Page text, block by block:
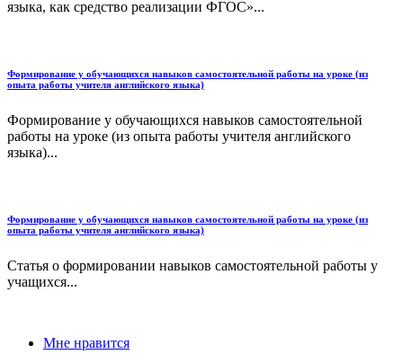
языка, как средство реализации ФГОС»...
Формирование у обучающихся навыков самостоятельной работы на уроке (из
опыта работы учителя английского языка)
Формирование у обучающихся навыков самостоятельной
работы на уроке (из опыта работы учителя английского
языка)...
Формирование у обучающихся навыков самостоятельной работы на уроке (из
опыта работы учителя английского языка)
Статья о формировании навыков самостоятельной работы у
учащихся...
Мне нравится